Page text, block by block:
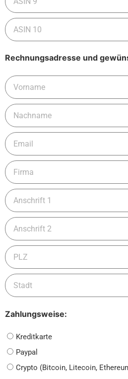
Rechnungsadresse und
Zahlungsweise:
Kreditkarte
Paypal
Crypto (Bitcoin, Litecoin,